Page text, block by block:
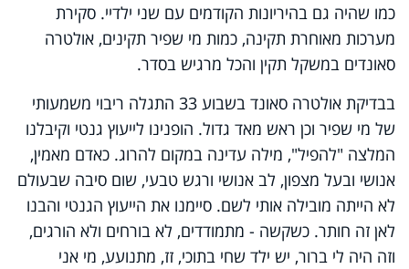
כמו שהיה גם בהיריונות הקודמים עם שני ילדיי. סקירת
מערכות מאוחרת תקינה, כמות מי שפיר תקינים, אולטרה
סאונדים במשקל תקין והכל מרגיש בסדר.
בבדיקת אולטרה סאונד בשבוע 33 התגלה ריבוי משמעותי
של מי שפיר וכן ראש מאד גדול. הופנינו לייעוץ גנטי וקיבלנו
המלצה "להפיל", מילה עדינה במקום להרוג. כאדם מאמין,
אנושי ובעל מצפון, לב אנושי ורגש טבעי, שום סיבה שבעולם
לא הייתה מובילה אותי לשם. סיימנו את הייעוץ הגנטי והבנו
לאן זה חותר. כשקשה - מתמודדים, לא בורחים ולא הורגים,
וזה היה לי ברור, יש ילד שחי בתוכי, זז, מתנועע, מי אני